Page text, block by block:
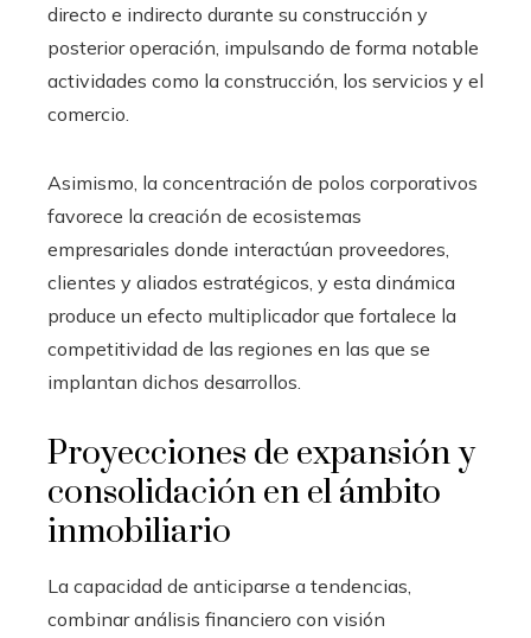
directo e indirecto durante su construcción y
posterior operación, impulsando de forma notable
actividades como la construcción, los servicios y el
comercio.
Asimismo, la concentración de polos corporativos
favorece la creación de ecosistemas
empresariales donde interactúan proveedores,
clientes y aliados estratégicos, y esta dinámica
produce un efecto multiplicador que fortalece la
competitividad de las regiones en las que se
implantan dichos desarrollos.
Proyecciones de expansión y
consolidación en el ámbito
inmobiliario
La capacidad de anticiparse a tendencias,
combinar análisis financiero con visión